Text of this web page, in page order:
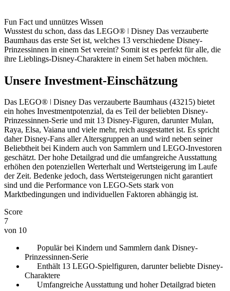
Fun Fact und unnützes Wissen
Wusstest du schon, dass das LEGO® ǀ Disney Das verzauberte
Baumhaus das erste Set ist, welches 13 verschiedene Disney-
Prinzessinnen in einem Set vereint? Somit ist es perfekt für alle, die
ihre Lieblings-Disney-Charaktere in einem Set haben möchten.
Unsere Investment-Einschätzung
Das LEGO® ǀ Disney Das verzauberte Baumhaus (43215) bietet
ein hohes Investmentpotenzial, da es Teil der beliebten Disney-
Prinzessinnen-Serie und mit 13 Disney-Figuren, darunter Mulan,
Raya, Elsa, Vaiana und viele mehr, reich ausgestattet ist. Es spricht
daher Disney-Fans aller Altersgruppen an und wird neben seiner
Beliebtheit bei Kindern auch von Sammlern und LEGO-Investoren
geschätzt. Der hohe Detailgrad und die umfangreiche Ausstattung
erhöhen den potenziellen Werterhalt und Wertsteigerung im Laufe
der Zeit. Bedenke jedoch, dass Wertsteigerungen nicht garantiert
sind und die Performance von LEGO-Sets stark von
Marktbedingungen und individuellen Faktoren abhängig ist.
Score
7
von 10
Populär bei Kindern und Sammlern dank Disney-
Prinzessinnen-Serie
Enthält 13 LEGO-Spielfiguren, darunter beliebte Disney-
Charaktere
Umfangreiche Ausstattung und hoher Detailgrad bieten